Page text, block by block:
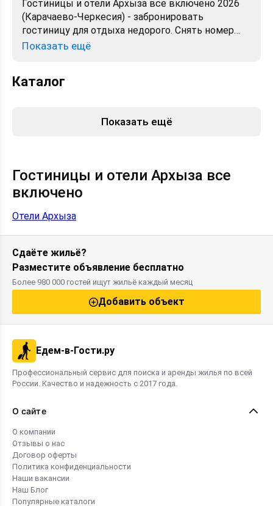
Гостиницы и отели Архыза все включено 2026
(Карачаево-Черкесия) - забронировать
гостиницу для отдыха недорого. Снять номер
посуточно - отели в Архызе. Лучшие цены,
выбор.
Показать ещё
Каталог
Показать ещё
Гостиницы и отели Архыза все
включено
Отели Архыза
Сдаёте жильё?
Разместите объявление бесплатно
Более 980 000 гостей ищут жильё каждый месяц
Добавить объект
Едем-в-Гости.ру
Профессиональный сервис для поиска и аренды жилья по всей
России. Качество и надежность с 2017 года.
О сайте
О компании
Отзывы о нас
Договор оферты
Политика конфиденциальности
Наши вакансии
Наш Блог
Популярные каталоги